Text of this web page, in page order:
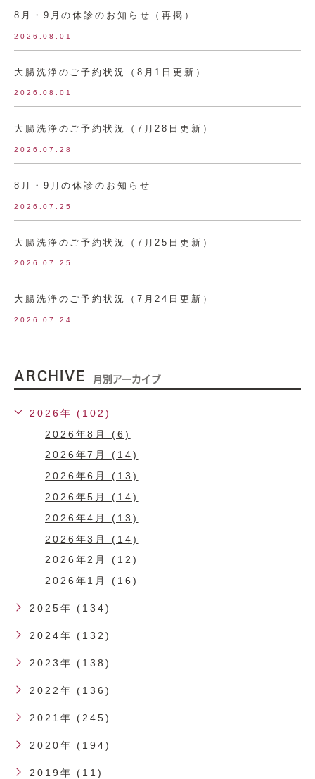
8月・9月の休診のお知らせ（再掲）
2026.08.01
大腸洗浄のご予約状況（8月1日更新）
2026.08.01
大腸洗浄のご予約状況（7月28日更新）
2026.07.28
8月・9月の休診のお知らせ
2026.07.25
大腸洗浄のご予約状況（7月25日更新）
2026.07.25
大腸洗浄のご予約状況（7月24日更新）
2026.07.24
ARCHIVE 月別アーカイブ
2026年 (102)
2026年8月 (6)
2026年7月 (14)
2026年6月 (13)
2026年5月 (14)
2026年4月 (13)
2026年3月 (14)
2026年2月 (12)
2026年1月 (16)
2025年 (134)
2024年 (132)
2023年 (138)
2022年 (136)
2021年 (245)
2020年 (194)
2019年 (11)